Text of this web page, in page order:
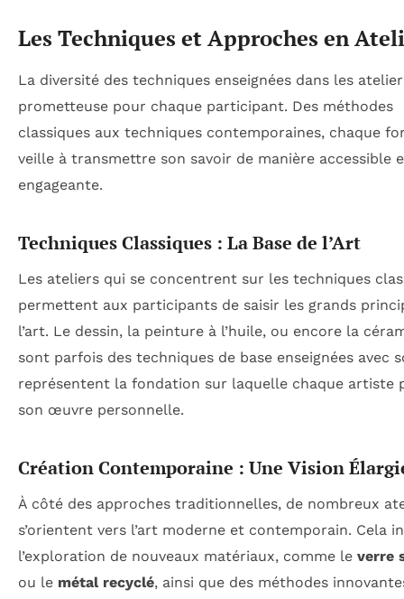
Les Techniques et Approches en
La diversité des techniques enseignées dans les
prometteuse pour chaque participant. Des méthodes
classiques aux techniques contemporaines, chaque
veille à transmettre son savoir de manière accessible
engageante.
Techniques Classiques : La Base de l’Art
Les ateliers qui se concentrent sur les techniques
permettent aux participants de saisir les grands
l’art. Le dessin, la peinture à l’huile, ou encore la
sont parfois des techniques de base enseignées avec
représentent la fondation sur laquelle chaque artiste
son œuvre personnelle.
Création Contemporaine : Une Vision
À côté des approches traditionnelles, de nombreux
s’orientent vers l’art moderne et contemporain. Cela
l’exploration de nouveaux matériaux, comme le verre
ou le métal recyclé, ainsi que des méthodes